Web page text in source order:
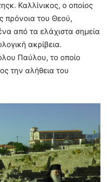
Καλλίνικος, ο οποίος
πρόνοια του Θεού,
από τα ελάχιστα σημεία
ακρίβεια.
Παύλου, το οποίο
την αλήθεια του